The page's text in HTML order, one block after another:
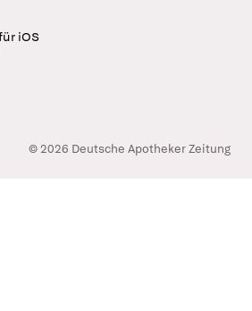
iOS
© 2026 Deutsche Apotheker Zeitung